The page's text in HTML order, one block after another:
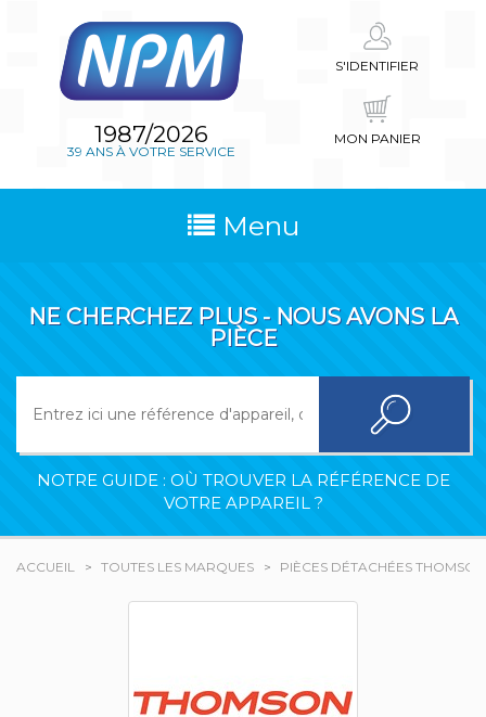
1987/2026
39 ANS À VOTRE SERVICE
S'IDENTIFIER
MON PANIER
Menu
NE CHERCHEZ PLUS - NOUS AVONS LA
PIÈCE
NOTRE GUIDE : OÙ TROUVER LA RÉFÉRENCE DE
VOTRE APPAREIL ?
ACCUEIL TOUTES LES MARQUES PIÈCES DÉTACHÉES THOMSON